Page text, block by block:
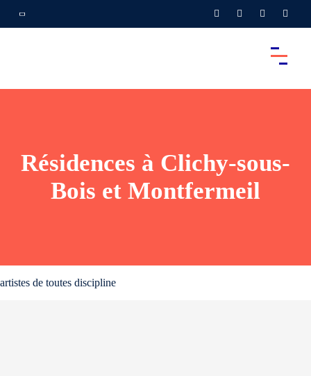
Résidences à Clichy-sous-
Bois et Montfermeil
artistes de toutes discipline